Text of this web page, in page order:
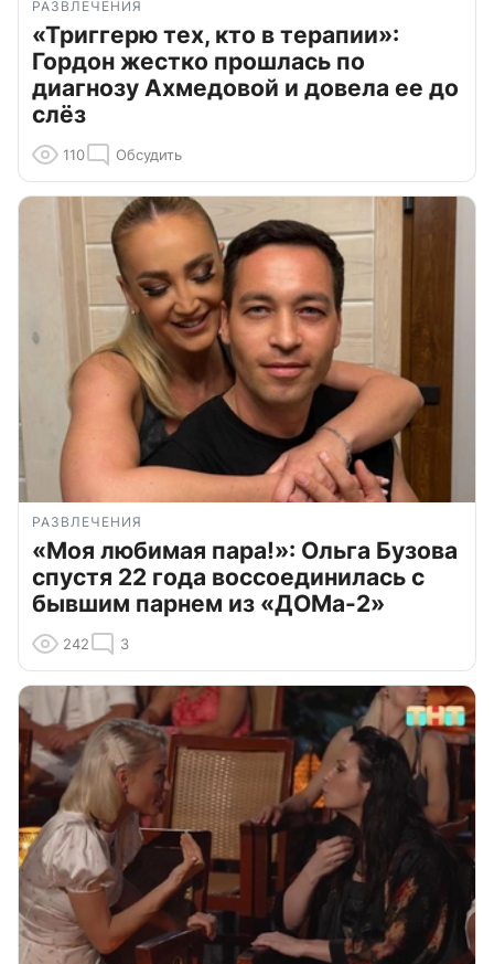
РАЗВЛЕЧЕНИЯ
«Триггерю тех, кто в терапии»:
Гордон жестко прошлась по
диагнозу Ахмедовой и довела ее до
слёз
110 Обсудить
РАЗВЛЕЧЕНИЯ
«Моя любимая пара!»: Ольга Бузова
спустя 22 года воссоединилась с
бывшим парнем из «ДОМа-2»
242 3